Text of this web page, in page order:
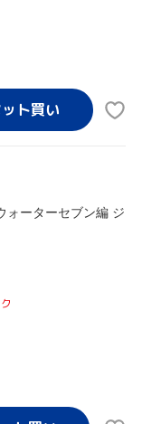
ォーターセブン編 ジ